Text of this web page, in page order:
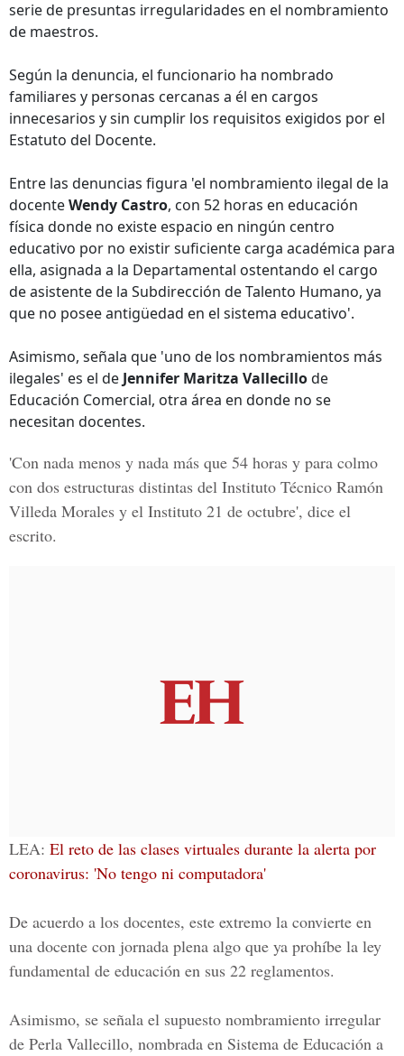
serie de presuntas irregularidades en el nombramiento
de maestros.
Según la denuncia, el funcionario ha nombrado
familiares y personas cercanas a él en cargos
innecesarios y sin cumplir los requisitos exigidos por el
Estatuto del Docente.
Entre las denuncias figura 'el nombramiento ilegal de la
docenteWendy Castro, con 52 horas en educación
física donde no existe espacio en ningún centro
educativo por no existir suficiente carga académica para
ella, asignada a la Departamental ostentando el cargo
de asistente de la Subdirección de Talento Humano, ya
que no posee antigüedad en el sistema educativo'.
Asimismo, señala que 'uno de los nombramientos más
ilegales' es el de Jennifer Maritza Vallecillode
Educación Comercial, otra área en donde no se
necesitan docentes.
'Con nada menos y nada más que 54 horas y para colmo
con dos estructuras distintas del Instituto Técnico Ramón
Villeda Morales y el Instituto 21 de octubre', dice el
escrito.
LEA: El reto de las clases virtuales durante la alerta por
coronavirus: 'No tengo ni computadora'
De acuerdo a los docentes, este extremo la convierte en
una docente con jornada plena algo que ya prohíbe la ley
fundamental de educación en sus 22 reglamentos.
Asimismo, se señala el supuesto nombramiento irregular
de Perla Vallecillo, nombrada en Sistema de Educación a